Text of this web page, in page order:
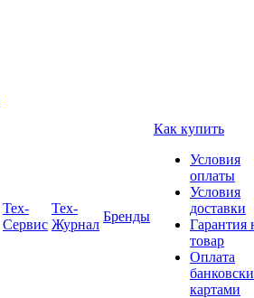
Tex-
Сервис
Тех-
Журнал
Бренды
Как купить
Условия
оплаты
Условия
доставки
Гарантия
товар
Оплата
картами